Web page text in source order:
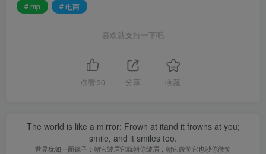
# mp
# 电商
喜欢就支持一下吧
点赞 30 分享 收藏
The world is like a mirror: Frown at itand it frowns at you;
smile, and it smiles too.
世界犹如一面镜子：朝它皱眉它就朝你皱眉，朝它微笑它也吵你微笑